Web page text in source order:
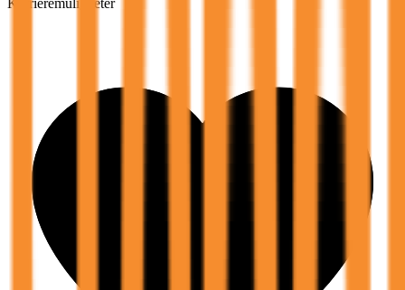
Karrieremuligheter